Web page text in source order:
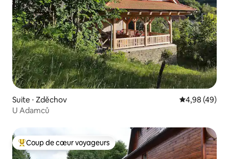
Suite ⋅ Zděchov Évaluation
4,98 (49)
U Adamců
Coups de cœur voyageurs les plus appréciés
Coup de cœur voyageurs